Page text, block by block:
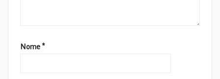
Nome *